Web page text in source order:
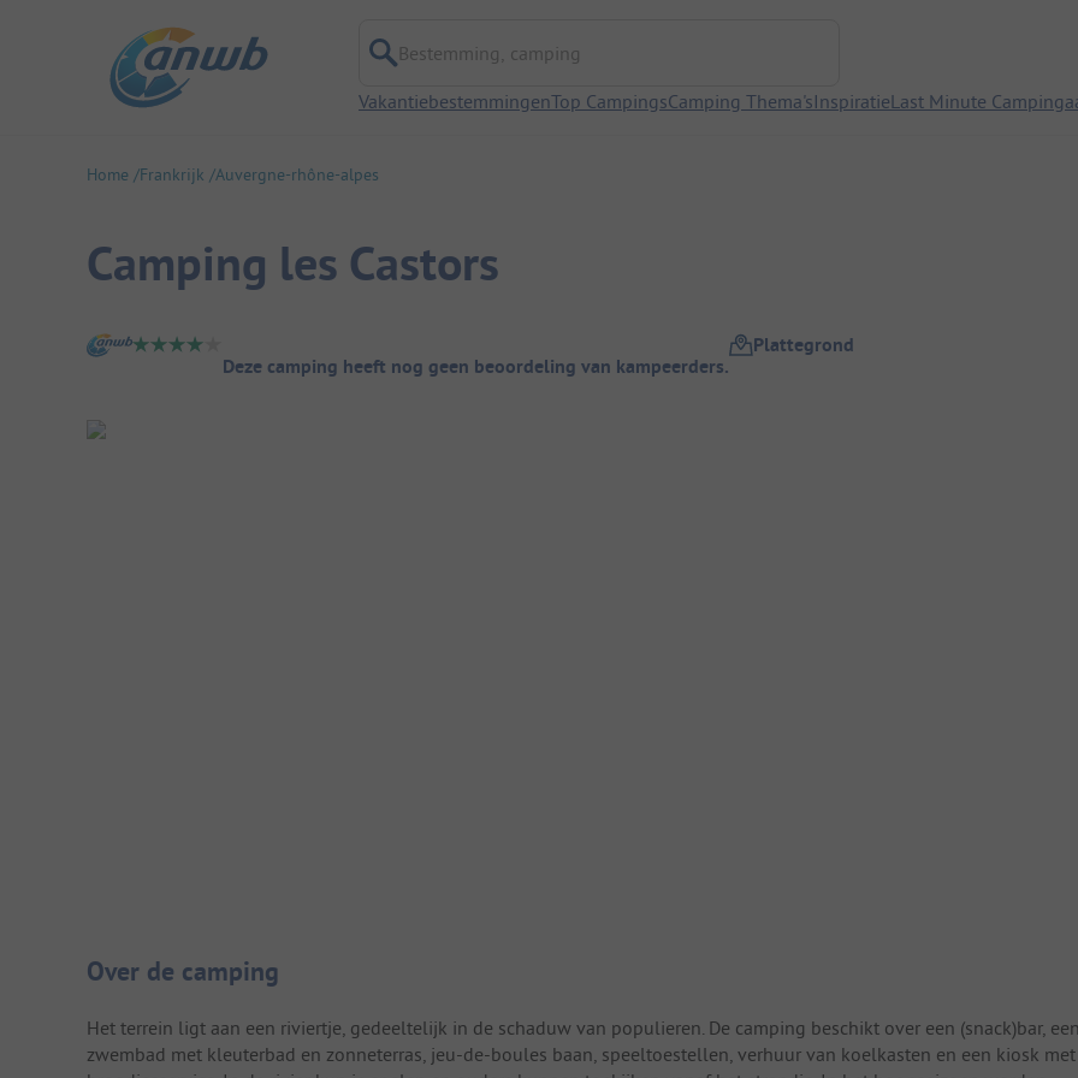
Bestemming, camping
VakantiebestemmingenTop CampingsCamping Thema'sInspiratieLast Minute
Home Frankrijk Auvergne-rhône-alpes
Camping les Castors
Camping overzicht
Deze camping heeft nog geen beoordeling van kampeerders.
Plattegrond
Camping introductie
Over de camping
Het terrein ligt aan een riviertje, gedeeltelijk in de schaduw van populieren. De camping beschikt over een (snack)bar, een
zwembad met kleuterbad en zonneterras, jeu-de-boules baan, speeltoestellen, verhuur van koelkasten en een kiosk met